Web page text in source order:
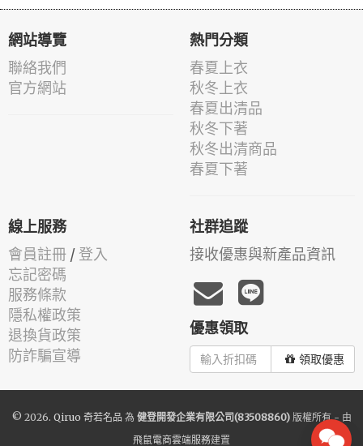
網站導覽
聯絡我們
官方網站
熱門分類
春夏上衣
秋冬上衣
春夏出清品
秋冬下著
秋冬出清商品
春夏下著
線上服務
會員註冊 / 登入
忘記密碼
服務條款
隱私權政策
退換貨政策
防詐騙宣導
社群追蹤
接收優惠與新產品資訊
優惠領取
領取優惠
© 2026. Qiruo 奇若名品 為 健登開發企業有限公司(83508860)版權所有 - 由
飛鼠電商雲端服務建置